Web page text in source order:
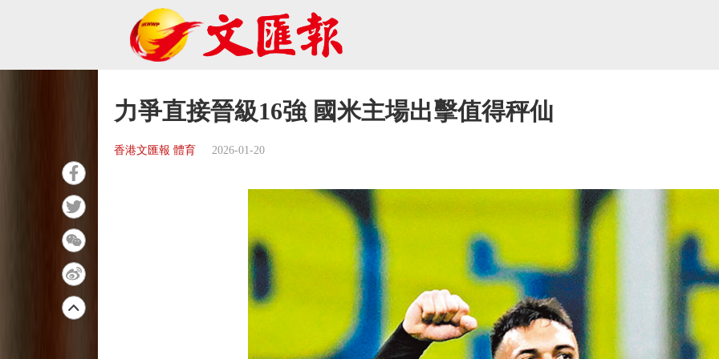
力爭直接晉級16強 國米主場出擊值得秤仙
香港文匯報 體育 2026-01-20